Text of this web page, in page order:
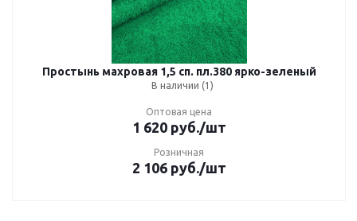
Простынь махровая 1,5 сп. пл.380 ярко-зеленый
В наличии (1)
Оптовая цена
1 620руб./шт
Розничная
2 106руб./шт